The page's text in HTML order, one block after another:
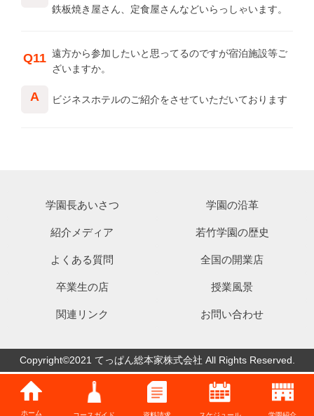
鉄板焼き屋さん、定食屋さんなどいらっしゃいます。
Q11 遠方から参加したいと思ってるのですが宿泊施設等ご
ざいますか。
A ビジネスホテルのご紹介をさせていただいております
学園長あいさつ 学園の沿革
紹介メディア 若竹学園の歴史
よくある質問 全国の開業店
卒業生の店 授業風景
関連リンク お問い合わせ
Copyright©2021 てっぱん総本家株式会社 All Rights Reserved.
ホーム